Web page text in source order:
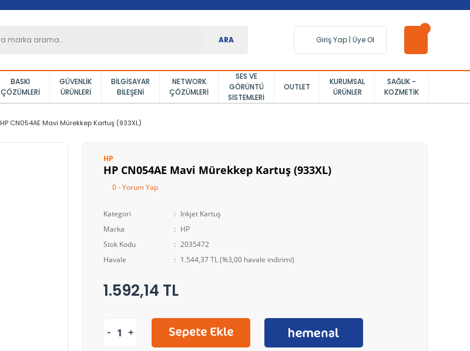
ARA Giriş Yap | Üye Ol
BASKI
ÇÖZÜMLERI
GÜVENLIK
ÜRÜNLERI
BILGISAYAR
BILEŞENI
NETWORK
ÇÖZÜMLERI
SES VE
GÖRÜNTÜ
SISTEMLERI
OUTLET
KURUMSAL
ÜRÜNLER
SAĞLIK -
KOZMETIK
HP CN054AE Mavi Mürekkep Kartuş (933XL)
HP
HP CN054AE Mavi Mürekkep Kartuş (933XL)
0 - Yorum Yap
Kategori
Inkjet Kartuş
Marka
HP
Stok Kodu
2035472
Havale
1.544,37 TL (%3,00 havale indirimi)
1.592,14 TL